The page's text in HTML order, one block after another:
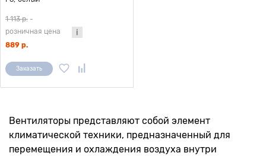
1 113 р. -
розничная цена
889 р.
Заказать
Вентиляторы представляют собой элемент
климатической техники, предназначенный для
перемещения и охлаждения воздуха внутри